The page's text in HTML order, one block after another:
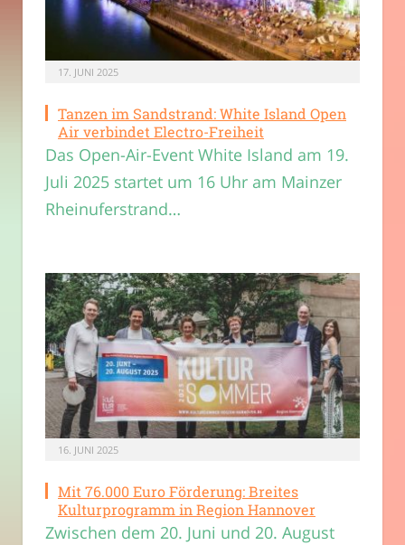
17. JUNI 2025
Tanzen im Sandstrand: White Island Open
Air verbindet Electro-Freiheit
Das Open-Air-Event White Island am 19.
Juli 2025 startet um 16 Uhr am Mainzer
Rheinuferstrand…
16. JUNI 2025
Mit 76.000 Euro Förderung: Breites
Kulturprogramm in Region Hannover
Zwischen dem 20. Juni und 20. August